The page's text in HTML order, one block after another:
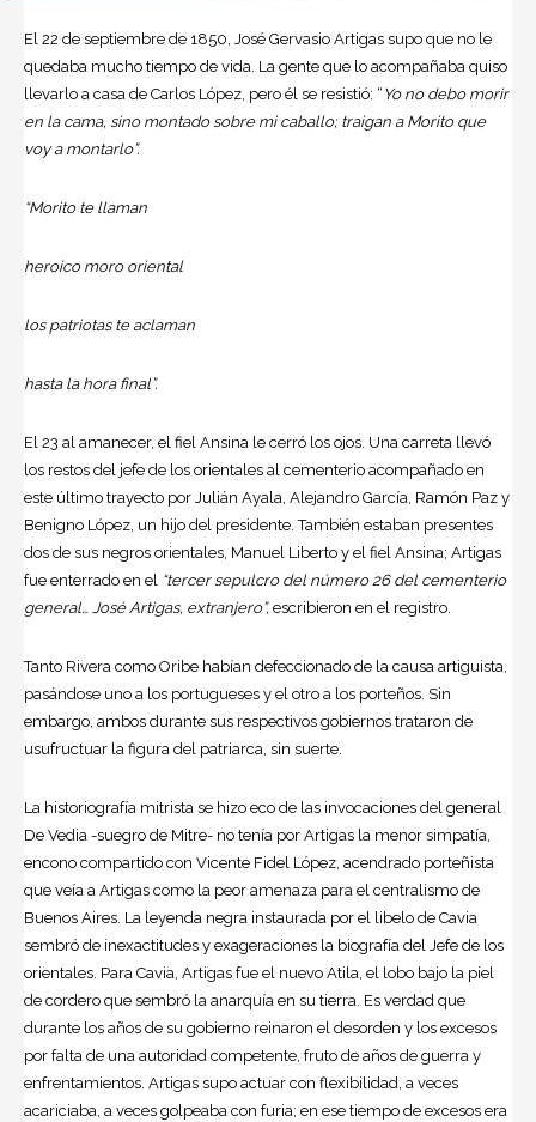
El 22 de septiembre de 1850, José Gervasio Artigas supo que no le
quedaba mucho tiempo de vida. La gente que lo acompañaba quiso
llevarlo a casa de Carlos López, pero él se resistió: “ Yo no debo morir
en la cama, sino montado sobre mi caballo; traigan a Morito que
voy a montarlo”.
“Morito te llaman
heroico moro oriental
los patriotas te aclaman
hasta la hora final”.
El 23 al amanecer, el fiel Ansina le cerró los ojos. Una carreta llevó
los restos del jefe de los orientales al cementerio acompañado en
este último trayecto por Julián Ayala, Alejandro García, Ramón Paz y
Benigno López, un hijo del presidente. También estaban presentes
dos de sus negros orientales, Manuel Liberto y el fiel Ansina; Artigas
fue enterrado en el “tercer sepulcro del número 26 del cementerio
general… José Artigas, extranjero”, escribieron en el registro.
Tanto Rivera como Oribe habían defeccionado de la causa artiguista,
pasándose uno a los portugueses y el otro a los porteños. Sin
embargo, ambos durante sus respectivos gobiernos trataron de
usufructuar la figura del patriarca, sin suerte.
La historiografía mitrista se hizo eco de las invocaciones del general
De Vedia -suegro de Mitre- no tenía por Artigas la menor simpatía,
encono compartido con Vicente Fidel López, acendrado porteñista
que veía a Artigas como la peor amenaza para el centralismo de
Buenos Aires. La leyenda negra instaurada por el libelo de Cavia
sembró de inexactitudes y exageraciones la biografía del Jefe de los
orientales. Para Cavia, Artigas fue el nuevo Atila, el lobo bajo la piel
de cordero que sembró la anarquía en su tierra. Es verdad que
durante los años de su gobierno reinaron el desorden y los excesos
por falta de una autoridad competente, fruto de años de guerra y
enfrentamientos. Artigas supo actuar con flexibilidad, a veces
acariciaba, a veces golpeaba con furia; en ese tiempo de excesos era